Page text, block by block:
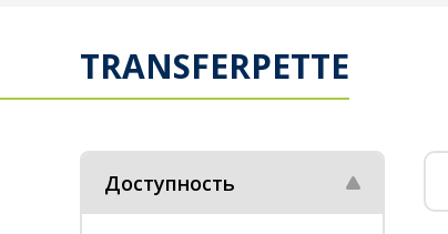
TRANSFERPETTE
Доступность